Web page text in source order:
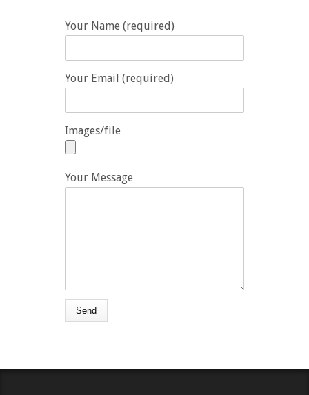
Your Name (required)
Your Email (required)
Images/file
Your Message